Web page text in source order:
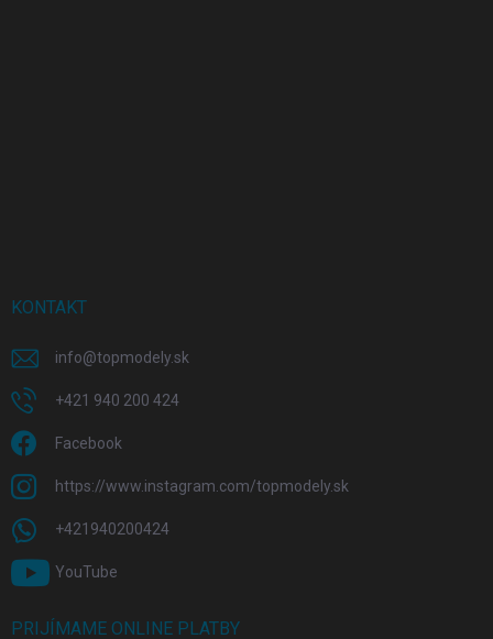
KONTAKT
info@topmodely.sk
+421 940 200 424
Facebook
https://www.instagram.com/topmodely.sk
+421940200424
YouTube
PRIJÍMAME ONLINE PLATBY